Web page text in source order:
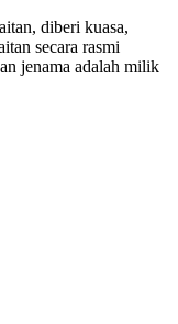
diberi kuasa,
secara rasmi
jenama adalah milik